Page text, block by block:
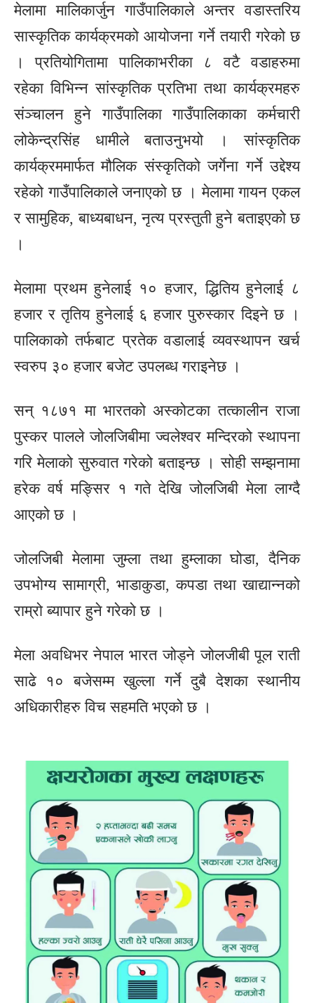
मेलामा मालिकार्जुन गाउँपालिकाले अन्तर वडास्तरिय
सास्कृतिक कार्यक्रमको आयोजना गर्ने तयारी गरेको छ
। प्रतियोगितामा पालिकाभरीका ८ वटै वडाहरुमा
रहेका विभिन्न सांस्कृतिक प्रतिभा तथा कार्यक्रमहरु
संञ्चालन हुने गाउँपालिका गाउँपालिकाका कर्मचारी
लोकेन्द्रसिंह धामीले बताउनुभयो । सांस्कृतिक
कार्यक्रममार्फत मौलिक संस्कृतिको जर्गेना गर्ने उद्देश्य
रहेको गाउँपालिकाले जनाएको छ । मेलामा गायन एकल
र सामुहिक, बाध्यबाधन, नृत्य प्रस्तुती हुने बताइएको छ
।
मेलामा प्रथम हुनेलाई १० हजार, द्धितिय हुनेलाई ८
हजार र तृतिय हुनेलाई ६ हजार पुरुस्कार दिइने छ ।
पालिकाको तर्फबाट प्रतेक वडालाई व्यवस्थापन खर्च
स्वरुप ३० हजार बजेट उपलब्ध गराइनेछ ।
सन् १८७१ मा भारतको अस्कोटका तत्कालीन राजा
पुस्कर पालले जोलजिबीमा ज्वलेश्वर मन्दिरको स्थापना
गरि मेलाको सुरुवात गरेको बताइन्छ । सोही सम्झनामा
हरेक वर्ष मङ्सिर १ गते देखि जोलजिबी मेला लाग्दै
आएको छ ।
जोलजिबी मेलामा जुम्ला तथा हुम्लाका घोडा, दैनिक
उपभोग्य सामाग्री, भाडाकुडा, कपडा तथा खाद्यान्नको
राम्रो ब्यापार हुने गरेको छ ।
मेला अवधिभर नेपाल भारत जोड्ने जोलजीबी पूल राती
साढे १० बजेसम्म खुल्ला गर्ने दुबै देशका स्थानीय
अधिकारीहरु विच सहमति भएको छ ।